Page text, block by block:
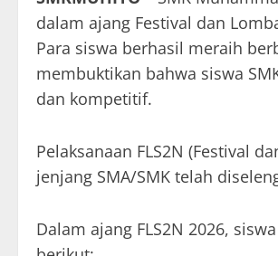
dalam ajang Festival dan
Para siswa berhasil meraih
membuktikan bahwa siswa
dan kompetitif.
Pelaksanaan FLS2N (Festival
jenjang SMA/SMK telah
Dalam ajang FLS2N 2026,